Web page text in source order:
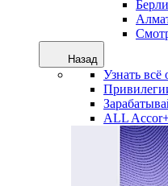
Назад
Узнать всё
ALL